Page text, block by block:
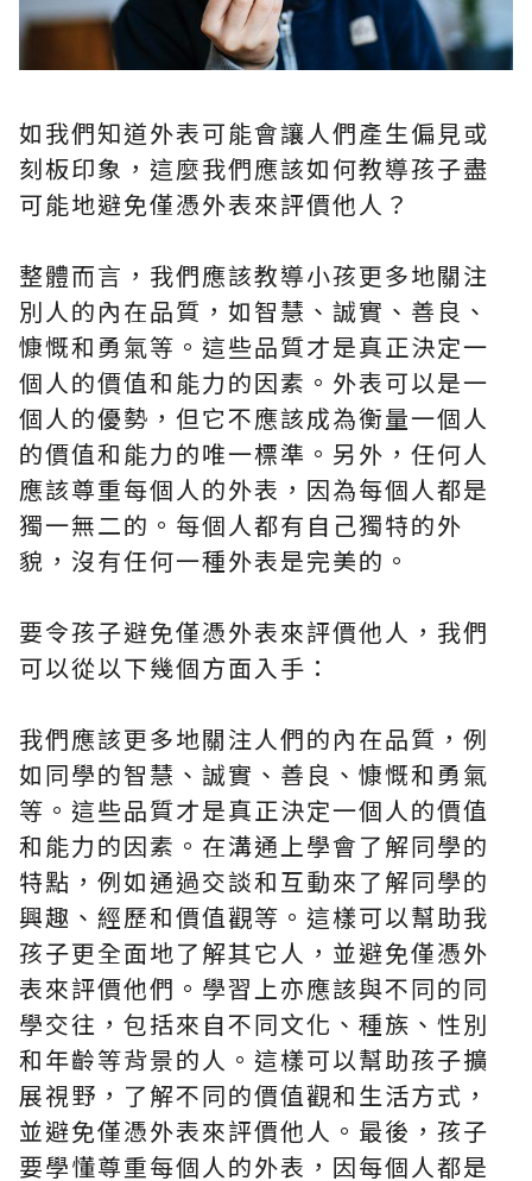
如我們知道外表可能會讓人們產生偏見或
刻板印象，這麼我們應該如何教導孩子盡
可能地避免僅憑外表來評價他人？
整體而言，我們應該教導小孩更多地關注
別人的內在品質，如智慧、誠實、善良、
慷慨和勇氣等。這些品質才是真正決定一
個人的價值和能力的因素。外表可以是一
個人的優勢，但它不應該成為衡量一個人
的價值和能力的唯一標準。另外，任何人
應該尊重每個人的外表，因為每個人都是
獨一無二的。每個人都有自己獨特的外
貌，沒有任何一種外表是完美的。
要令孩子避免僅憑外表來評價他人，我們
可以從以下幾個方面入手：
我們應該更多地關注人們的內在品質，例
如同學的智慧、誠實、善良、慷慨和勇氣
等。這些品質才是真正決定一個人的價值
和能力的因素。在溝通上學會了解同學的
特點，例如通過交談和互動來了解同學的
興趣、經歷和價值觀等。這樣可以幫助我
孩子更全面地了解其它人，並避免僅憑外
表來評價他們。學習上亦應該與不同的同
學交往，包括來自不同文化、種族、性別
和年齡等背景的人。這樣可以幫助孩子擴
展視野，了解不同的價值觀和生活方式，
並避免僅憑外表來評價他人。最後，孩子
要學懂尊重每個人的外表，因每個人都是